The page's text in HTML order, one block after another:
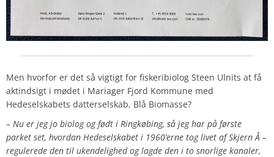
Men hvorfor er det så vigtigt for fiskeribiolog Steen Ulnits at få
aktindsigt i mødet i Mariager Fjord Kommune med
Hedeselskabets datterselskab, Blå Biomasse?
– Nu er jeg jo biolog og født i Ringkøbing, så jeg har på første
parket set, hvordan Hedeselskabet i 1960’erne tog livet af Skjern Å –
regulerede den til ukendelighed og lagde den i to snorlige kanaler,